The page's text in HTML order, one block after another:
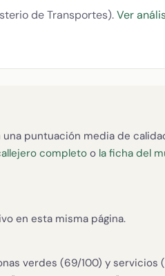
de Transportes).Ver
puntuación media de
completo o la ficha del
en esta misma página.
verdes (69/100) y servicios